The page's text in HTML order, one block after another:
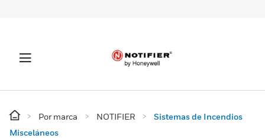
Por marca NOTIFIER
Sistemas de Incendios
Misceláneos